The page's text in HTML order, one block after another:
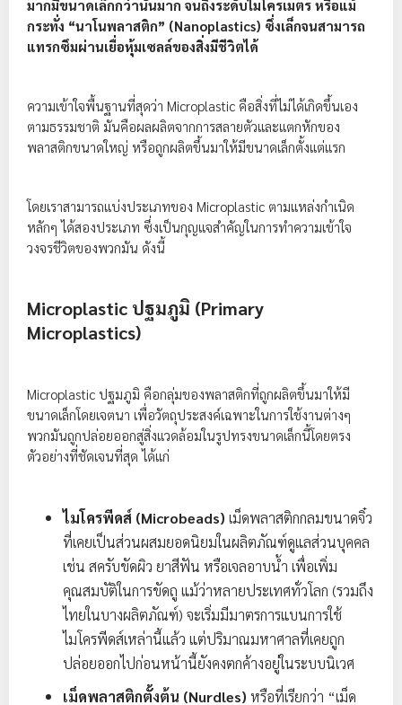
มากมีขนาดเล็กกว่านั้นมาก จนถึงระดับไมโครเมตร หรือแม้
กระทั่ง “นาโนพลาสติก” (Nanoplastics) ซึ่งเล็กจนสามารถ
แทรกซึมผ่านเยื่อหุ้มเซลล์ของสิ่งมีชีวิตได้
ความเข้าใจพื้นฐานที่สุดว่า Microplastic คือสิ่งที่ไม่ได้เกิดขึ้นเอง
ตามธรรมชาติ มันคือผลผลิตจากการสลายตัวและแตกหักของ
พลาสติกขนาดใหญ่ หรือถูกผลิตขึ้นมาให้มีขนาดเล็กตั้งแต่แรก
โดยเราสามารถแบ่งประเภทของ Microplastic ตามแหล่งกำเนิด
หลักๆ ได้สองประเภท ซึ่งเป็นกุญแจสำคัญในการทำความเข้าใจ
วงจรชีวิตของพวกมัน ดังนี้
Microplastic ปฐมภูมิ (Primary
Microplastics)
Microplastic ปฐมภูมิ คือกลุ่มของพลาสติกที่ถูกผลิตขึ้นมาให้มี
ขนาดเล็กโดยเจตนา เพื่อวัตถุประสงค์เฉพาะในการใช้งานต่างๆ
พวกมันถูกปล่อยออกสู่สิ่งแวดล้อมในรูปทรงขนาดเล็กนี้โดยตรง
ตัวอย่างที่ชัดเจนที่สุด ได้แก่
ไมโครพีดส์ (Microbeads) เม็ดพลาสติกกลมขนาดจิ๋ว
ที่เคยเป็นส่วนผสมยอดนิยมในผลิตภัณฑ์ดูแลส่วนบุคคล
เช่น สครับขัดผิว ยาสีฟัน หรือเจลอาบน้ำ เพื่อเพิ่ม
คุณสมบัติในการขัดถู แม้ว่าหลายประเทศทั่วโลก (รวมถึง
ไทยในบางผลิตภัณฑ์) จะเริ่มมีมาตรการแบนการใช้
ไมโครพีดส์เหล่านี้แล้ว แต่ปริมาณมหาศาลที่เคยถูก
ปล่อยออกไปก่อนหน้านี้ยังคงตกค้างอยู่ในระบบนิเวศ
เม็ดพลาสติกตั้งต้น (Nurdles) หรือที่เรียกว่า “เม็ด